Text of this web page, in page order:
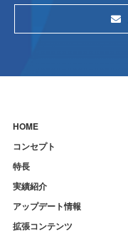
HOME
コンセプト
特長
実績紹介
アップデート情報
拡張コンテンツ